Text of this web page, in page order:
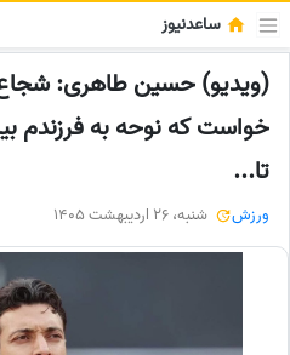
ساعدنیوز
(ویدیو) حسین طاهری: شجاع
خواست که نوحه به فرزندم
تا...
ورزش شنبه، 26 اردیبهشت 1405